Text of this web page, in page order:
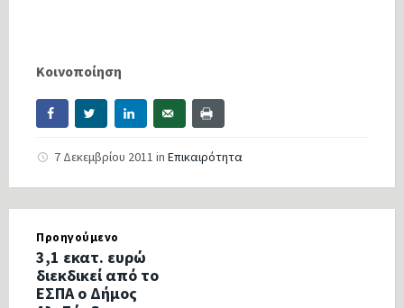
Κοινοποίηση
7 Δεκεμβρίου 2011 in Επικαιρότητα
Προηγούμενο
3,1 εκατ. ευρώ
διεκδικεί από το
ΕΣΠΑ ο Δήμος